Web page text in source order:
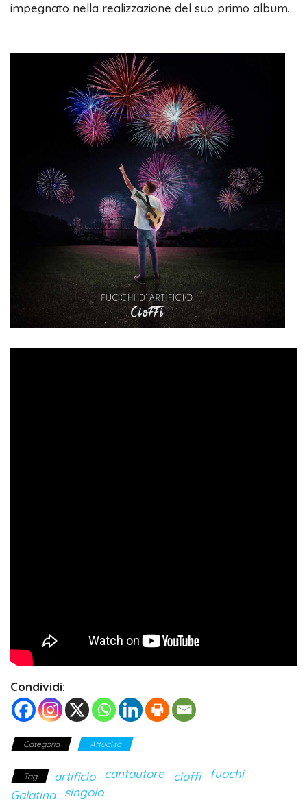
impegnato nella realizzazione del suo primo album.
Condividi:
Categoria Attualità
Tag artificio cantautore cioffi
fuochi
Galatina
singolo